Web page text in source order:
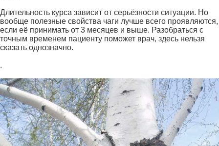
Длительность курса зависит от серьёзности ситуации. Но
вообще полезные свойства чаги лучше всего проявляются,
если её принимать от 3 месяцев и выше. Разобраться с
точным временем пациенту поможет врач, здесь нельзя
сказать однозначно.
.